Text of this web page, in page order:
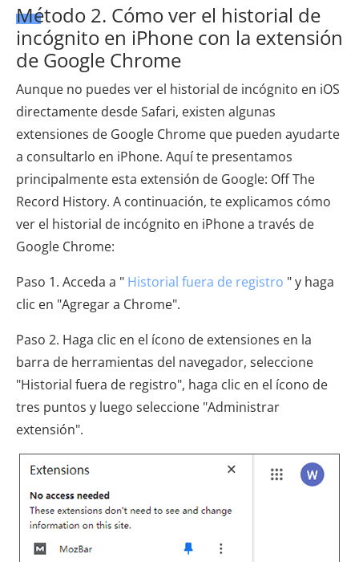
Método 2. Cómo ver el historial de
incógnito en iPhone con la extensión
de Google Chrome
Aunque no puedes ver el historial de incógnito en iOS
directamente desde Safari, existen algunas
extensiones de Google Chrome que pueden ayudarte
a consultarlo en iPhone. Aquí te presentamos
principalmente esta extensión de Google: Off The
Record History. A continuación, te explicamos cómo
ver el historial de incógnito en iPhone a través de
Google Chrome:
Paso 1. Acceda a " Historial fuera de registro " y haga
clic en "Agregar a Chrome".
Paso 2. Haga clic en el ícono de extensiones en la
barra de herramientas del navegador, seleccione
"Historial fuera de registro", haga clic en el ícono de
tres puntos y luego seleccione "Administrar
extensión".